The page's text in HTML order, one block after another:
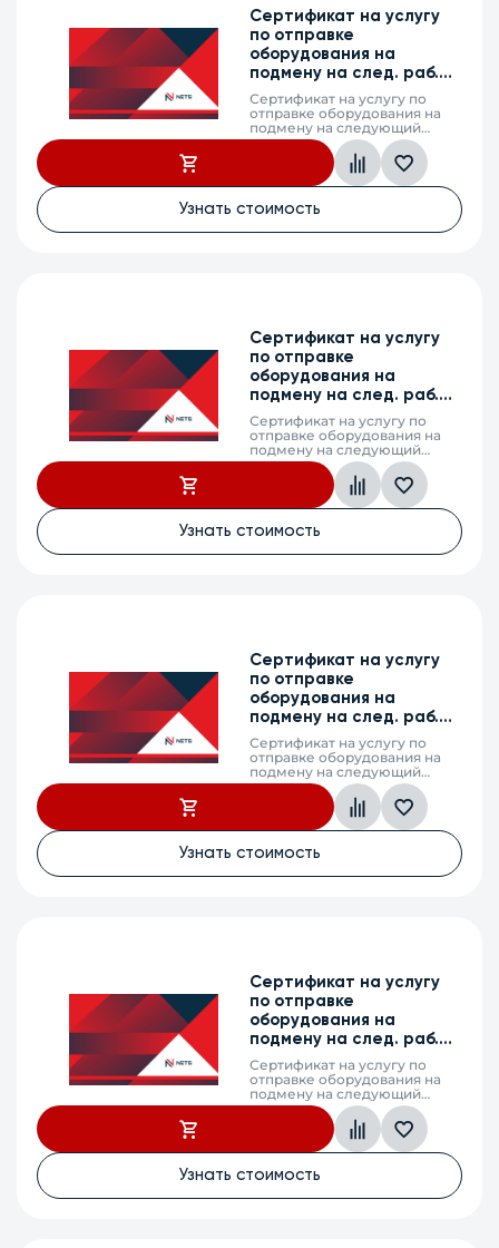
Сертификат на услугу
по отправке
оборудования на
подмену на след. раб.
день, MES5305-48, 1г.
Сертификат на услугу по
отправке оборудования на
подмену на следующий
рабочий день (next business
day shipping) в случае выхода
из строя оборудования,
MES5305-48, 1 календарный
Узнать стоимость
Сертификат на услугу
по отправке
оборудования на
подмену на след. раб.
день, MES2410-08DP, 1г.
Сертификат на услугу по
отправке оборудования на
подмену на следующий
рабочий день (next business
day shipping) в случае выхода
из строя оборудования,
MES2410-08DP, 1
Узнать стоимость
Сертификат на услугу
по отправке
оборудования на
подмену на след. раб.
день, MES2300DI-28, 1г.
Сертификат на услугу по
отправке оборудования на
подмену на следующий
рабочий день (next business
day shipping) в случае выхода
из строя оборудования,
MES2300DI-28, 1 календарный
Узнать стоимость
Сертификат на услугу
по отправке
оборудования на
подмену на след. раб.
день, WOP-2ac DC, 2г.
Сертификат на услугу по
отправке оборудования на
подмену на следующий
рабочий день (next business
day shipping) в случае выхода
из строя оборудования,
WOP-2ac DC, 2 календарных
Узнать стоимость